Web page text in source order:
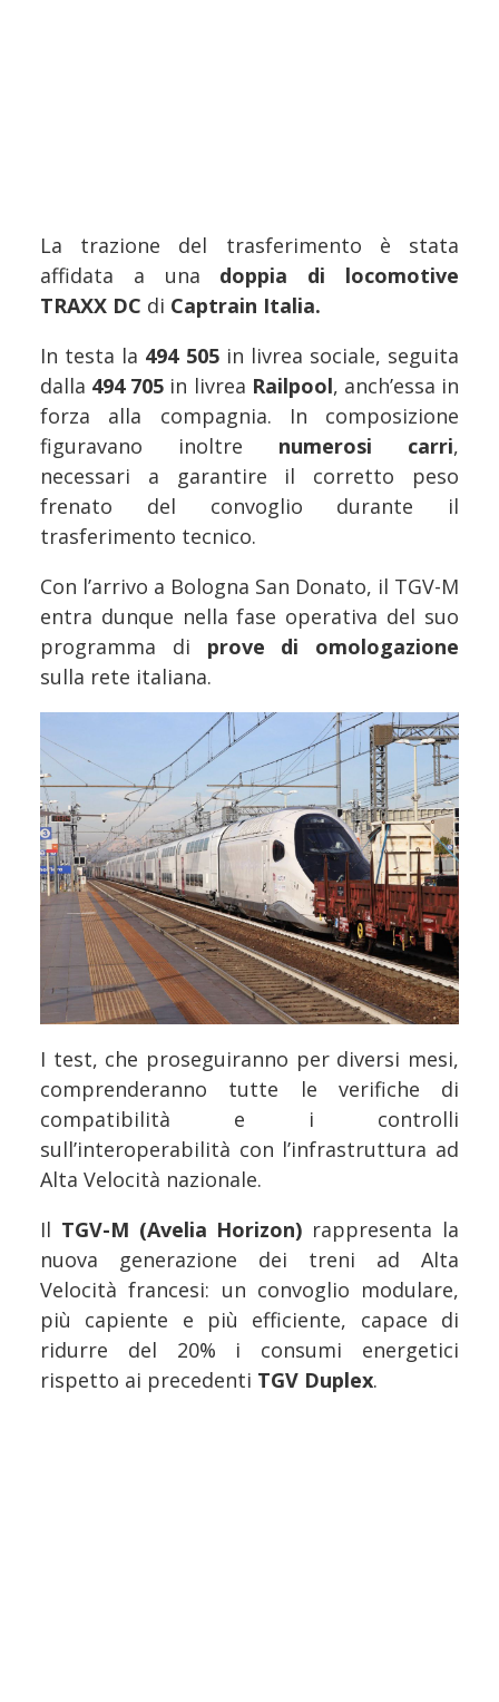
La trazione del trasferimento è stata
affidata a una doppia di locomotive
TRAXX DC di Captrain Italia.
In testa la 494 505in livrea sociale, seguita
dalla 494 705 in livrea Railpool, anch’essa in
forza alla compagnia. In composizione
figuravano inoltre numerosi carri,
necessari a garantire il corretto peso
frenato del convoglio durante il
trasferimento tecnico.
Con l’arrivo a Bologna San Donato, il TGV-M
entra dunque nella fase operativa del suo
programma di prove di omologazione
sulla rete italiana.
I test, che proseguiranno per diversi mesi,
comprenderanno tutte le verifiche di
compatibilità e i controlli
sull’interoperabilità con l’infrastruttura ad
Alta Velocità nazionale.
Il TGV-M (Avelia Horizon) rappresenta la
nuova generazione dei treni ad Alta
Velocità francesi: un convoglio modulare,
più capiente e più efficiente, capace di
ridurre del 20% i consumi energetici
rispetto ai precedenti TGV Duplex.